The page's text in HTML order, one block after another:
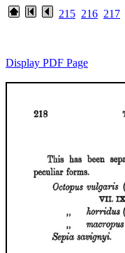
215 216 217
Display PDF Page